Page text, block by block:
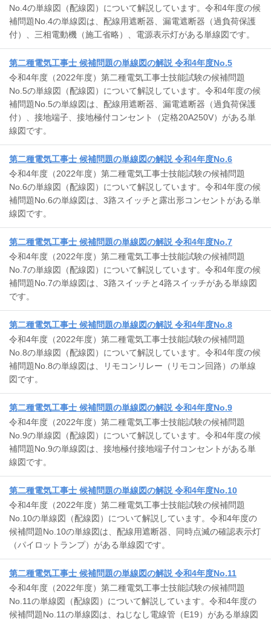
No.4の単線図（配線図）について解説しています。令和4年度の候
補問題No.4の単線図は、配線用遮断器、漏電遮断器（過負荷保護
付）、三相電動機（施工省略）、電源表示灯がある単線図です。
第二種電気工事士 候補問題の単線図の解説 令和4年度No.5
令和4年度（2022年度）第二種電気工事士技能試験の候補問題
No.5の単線図（配線図）について解説しています。令和4年度の候
補問題No.5の単線図は、配線用遮断器、漏電遮断器（過負荷保護
付）、接地端子、接地極付コンセント（定格20A250V）がある単
線図です。
第二種電気工事士 候補問題の単線図の解説 令和4年度No.6
令和4年度（2022年度）第二種電気工事士技能試験の候補問題
No.6の単線図（配線図）について解説しています。令和4年度の候
補問題No.6の単線図は、3路スイッチと露出形コンセントがある単
線図です。
第二種電気工事士 候補問題の単線図の解説 令和4年度No.7
令和4年度（2022年度）第二種電気工事士技能試験の候補問題
No.7の単線図（配線図）について解説しています。令和4年度の候
補問題No.7の単線図は、3路スイッチと4路スイッチがある単線図
です。
第二種電気工事士 候補問題の単線図の解説 令和4年度No.8
令和4年度（2022年度）第二種電気工事士技能試験の候補問題
No.8の単線図（配線図）について解説しています。令和4年度の候
補問題No.8の単線図は、リモコンリレー（リモコン回路）の単線
図です。
第二種電気工事士 候補問題の単線図の解説 令和4年度No.9
令和4年度（2022年度）第二種電気工事士技能試験の候補問題
No.9の単線図（配線図）について解説しています。令和4年度の候
補問題No.9の単線図は、接地極付接地端子付コンセントがある単
線図です。
第二種電気工事士 候補問題の単線図の解説 令和4年度No.10
令和4年度（2022年度）第二種電気工事士技能試験の候補問題
No.10の単線図（配線図）について解説しています。令和4年度の
候補問題No.10の単線図は、配線用遮断器、同時点滅の確認表示灯
（パイロットランプ）がある単線図です。
第二種電気工事士 候補問題の単線図の解説 令和4年度No.11
令和4年度（2022年度）第二種電気工事士技能試験の候補問題
No.11の単線図（配線図）について解説しています。令和4年度の
候補問題No.11の単線図は、ねじなし電線管（E19）がある単線図